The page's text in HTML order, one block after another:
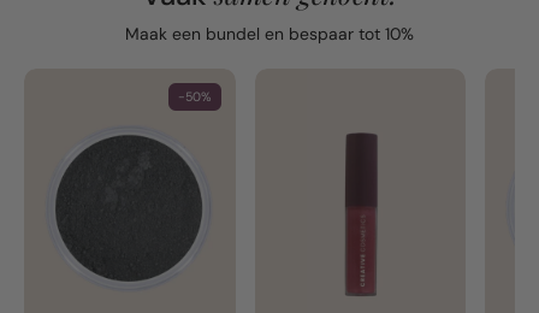
Maak een bundel en bespaar tot 10%
-50%